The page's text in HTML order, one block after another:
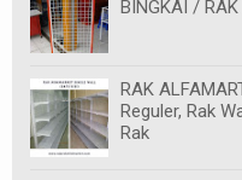
BINGKAI / RAK
RAK
Reguler, Rak
Rak